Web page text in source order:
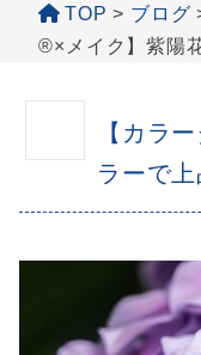
TOP > ブログ
®️×メイク】紫陽
【カラ
ラーで